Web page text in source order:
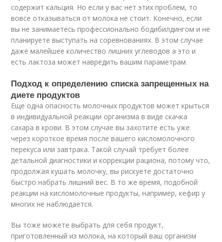
содержит кальция. Но если у вас нет этих проблем, то
вовсе отказываться от молока не стоит. Конечно, если
вы не занимаетесь профессионально бодибилдингом и не
планируете выступать на соревнованиях. В этом случае
даже малейшее количество лишних углеводов а это и
есть лактоза может навредить вашим параметрам.
Подход к определению списка запрещенных на
диете продуктов
Еще одна опасность молочных продуктов может крыться
в индивидуальной реакции организма в виде скачка
сахара в крови. В этом случае вы захотите есть уже
через короткое время после вашего кисломолочного
перекуса или завтрака. Такой случай требует более
детальной диагностики и коррекции рациона, потому что,
продолжая кушать молочку, вы рискуете достаточно
быстро набрать лишний вес. В то же время, подобной
реакции на кисломолочные продукты, например, кефир у
многих не наблюдается.
Вы тоже можете выбрать для себя продукт,
приготовленный из молока, на который ваш организм